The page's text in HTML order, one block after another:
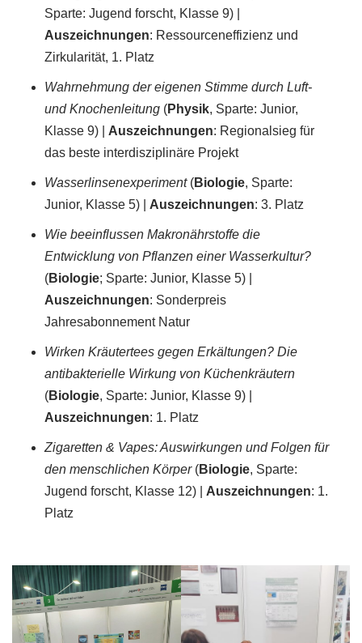
Sparte: Jugend forscht, Klasse 9) |
Auszeichnungen: Ressourceneffizienz und
Zirkularität, 1. Platz
Wahrnehmung der eigenen Stimme durch Luft-
und Knochenleitung(Physik, Sparte: Junior,
Klasse 9) | Auszeichnungen: Regionalsieg für
das beste interdisziplinäre Projekt
Wasserlinsenexperiment(Biologie, Sparte:
Junior, Klasse 5) | Auszeichnungen: 3. Platz
Wie beeinflussen Makronährstoffe die
Entwicklung von Pflanzen einer Wasserkultur?
(Biologie; Sparte: Junior, Klasse 5) |
Auszeichnungen: Sonderpreis
Jahresabonnement Natur
Wirken Kräutertees gegen Erkältungen? Die
antibakterielle Wirkung von Küchenkräutern
(Biologie, Sparte: Junior, Klasse 9) |
Auszeichnungen: 1. Platz
Zigaretten & Vapes: Auswirkungen und Folgen für
den menschlichen Körper(Biologie, Sparte:
Jugend forscht, Klasse 12) | Auszeichnungen: 1.
Platz